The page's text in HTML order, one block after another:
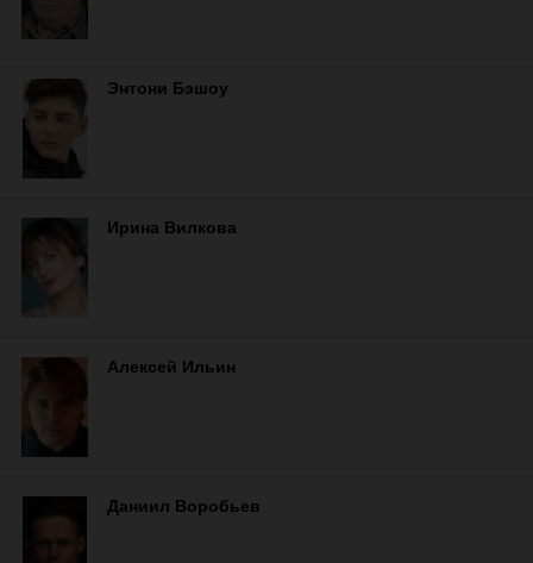
Энтони Бэшоу
Ирина Вилкова
Алексей Ильин
Даниил Воробьев